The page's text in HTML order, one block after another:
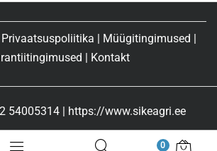
Privaatsuspoliitika Müügitingimused
Kontakt
54005314 | https://www.sikeagri.ee
0